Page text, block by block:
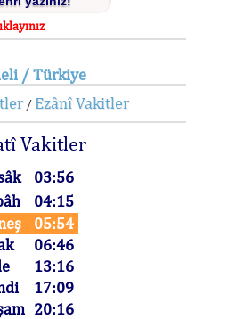
/ Türkiye
/ Ezânî Vakitler
Vakitler
03:56
04:15
05:54
06:46
13:16
17:09
20:16